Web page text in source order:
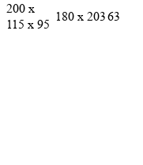
200 х
115 х 95
180 х 20363